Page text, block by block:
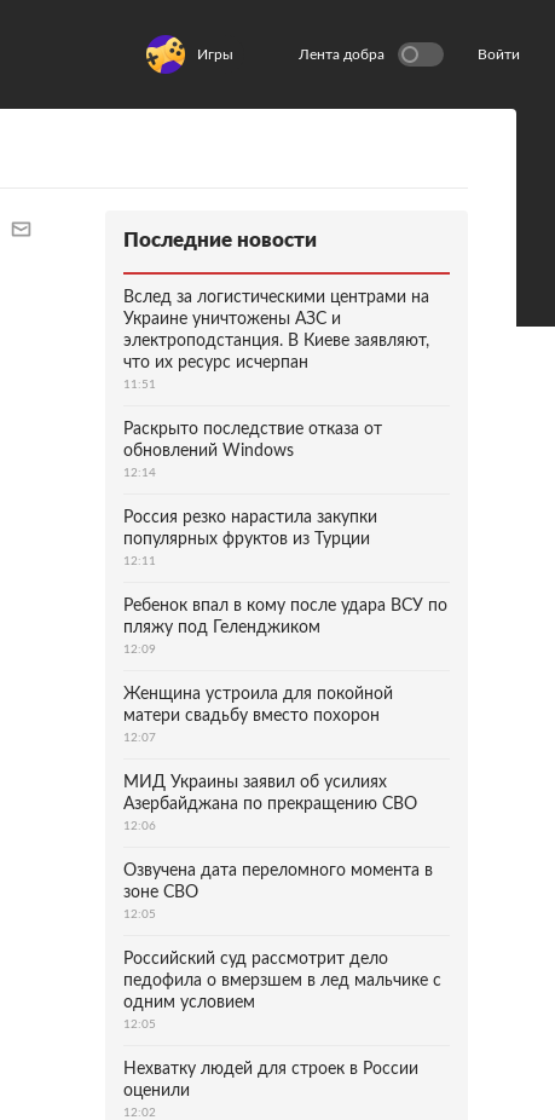
Игры Лента добра Войти
Последние новости
Вслед за логистическими центрами на
Украине уничтожены АЗС и
электроподстанция. В Киеве заявляют,
что их ресурс исчерпан
11:51
Раскрыто последствие отказа от
обновлений Windows
12:14
Россия резко нарастила закупки
популярных фруктов из Турции
12:11
Ребенок впал в кому после удара ВСУ по
пляжу под Геленджиком
12:09
Женщина устроила для покойной
матери свадьбу вместо похорон
12:07
МИД Украины заявил об усилиях
Азербайджана по прекращению СВО
12:06
Озвучена дата переломного момента в
зоне СВО
12:05
Российский суд рассмотрит дело
педофила о вмерзшем в лед мальчике с
одним условием
12:05
Нехватку людей для строек в России
оценили
12:02